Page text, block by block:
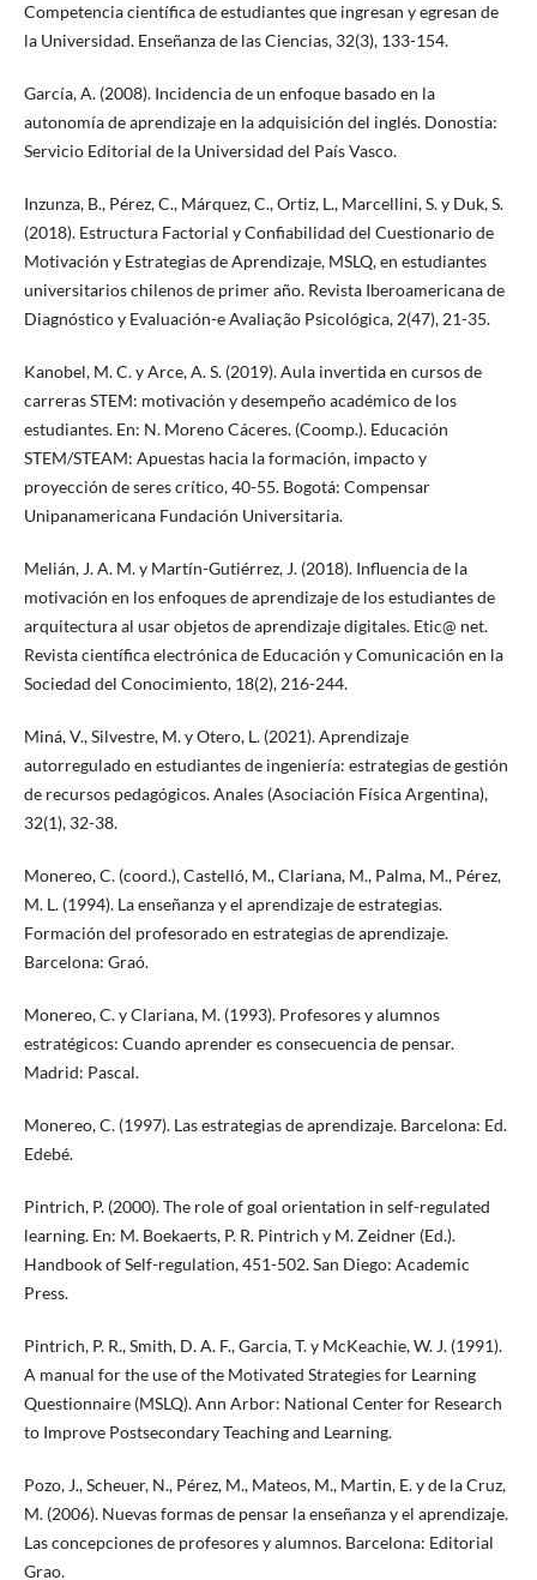
Competencia científica de estudiantes que ingresan y egresan de
la Universidad. Enseñanza de las Ciencias, 32(3), 133-154.
García, A. (2008). Incidencia de un enfoque basado en la
autonomía de aprendizaje en la adquisición del inglés. Donostia:
Servicio Editorial de la Universidad del País Vasco.
Inzunza, B., Pérez, C., Márquez, C., Ortiz, L., Marcellini, S. y Duk, S.
(2018). Estructura Factorial y Confiabilidad del Cuestionario de
Motivación y Estrategias de Aprendizaje, MSLQ, en estudiantes
universitarios chilenos de primer año. Revista Iberoamericana de
Diagnóstico y Evaluación-e Avaliação Psicológica, 2(47), 21-35.
Kanobel, M. C. y Arce, A. S. (2019). Aula invertida en cursos de
carreras STEM: motivación y desempeño académico de los
estudiantes. En: N. Moreno Cáceres. (Coomp.). Educación
STEM/STEAM: Apuestas hacia la formación, impacto y
proyección de seres crítico, 40-55. Bogotá: Compensar
Unipanamericana Fundación Universitaria.
Melián, J. A. M. y Martín-Gutiérrez, J. (2018). Influencia de la
motivación en los enfoques de aprendizaje de los estudiantes de
arquitectura al usar objetos de aprendizaje digitales. Etic@ net.
Revista científica electrónica de Educación y Comunicación en la
Sociedad del Conocimiento, 18(2), 216-244.
Miná, V., Silvestre, M. y Otero, L. (2021). Aprendizaje
autorregulado en estudiantes de ingeniería: estrategias de gestión
de recursos pedagógicos. Anales (Asociación Física Argentina),
32(1), 32-38.
Monereo, C. (coord.), Castelló, M., Clariana, M., Palma, M., Pérez,
M. L. (1994). La enseñanza y el aprendizaje de estrategias.
Formación del profesorado en estrategias de aprendizaje.
Barcelona: Graó.
Monereo, C. y Clariana, M. (1993). Profesores y alumnos
estratégicos: Cuando aprender es consecuencia de pensar.
Madrid: Pascal.
Monereo, C. (1997). Las estrategias de aprendizaje. Barcelona: Ed.
Edebé.
Pintrich, P. (2000). The role of goal orientation in self-regulated
learning. En: M. Boekaerts, P. R. Pintrich y M. Zeidner (Ed.).
Handbook of Self-regulation, 451-502. San Diego: Academic
Press.
Pintrich, P. R., Smith, D. A. F., Garcia, T. y McKeachie, W. J. (1991).
A manual for the use of the Motivated Strategies for Learning
Questionnaire (MSLQ). Ann Arbor: National Center for Research
to Improve Postsecondary Teaching and Learning.
Pozo, J., Scheuer, N., Pérez, M., Mateos, M., Martin, E. y de la Cruz,
M. (2006). Nuevas formas de pensar la enseñanza y el aprendizaje.
Las concepciones de profesores y alumnos. Barcelona: Editorial
Grao.